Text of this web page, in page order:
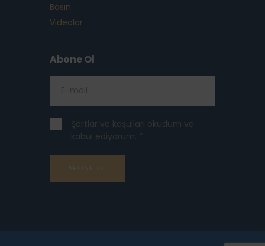
Basın
Videolar
Abone Ol
Şartlar ve koşulları okudum ve
kabul ediyorum. *